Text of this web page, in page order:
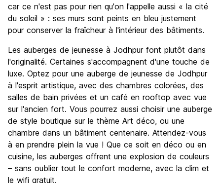
car ce n'est pas pour rien qu'on l'appelle aussi « la cité
du soleil » : ses murs sont peints en bleu justement
pour conserver la fraîcheur à l'intérieur des bâtiments.
Les auberges de jeunesse à Jodhpur font plutôt dans
l'originalité. Certaines s'accompagnent d'une touche de
luxe. Optez pour une auberge de jeunesse de Jodhpur
à l'esprit artistique, avec des chambres colorées, des
salles de bain privées et un café en rooftop avec vue
sur l'ancien fort. Vous pourrez aussi choisir une auberge
de style boutique sur le thème Art déco, ou une
chambre dans un bâtiment centenaire. Attendez-vous
à en prendre plein la vue ! Que ce soit en déco ou en
cuisine, les auberges offrent une explosion de couleurs
– sans oublier tout le confort moderne, avec la clim et
le wifi gratuit.